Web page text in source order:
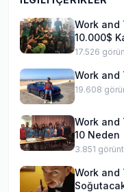
Work and
10.000$
17.526
Work and
19.608
Work and
10 Neden
3.851
Work and